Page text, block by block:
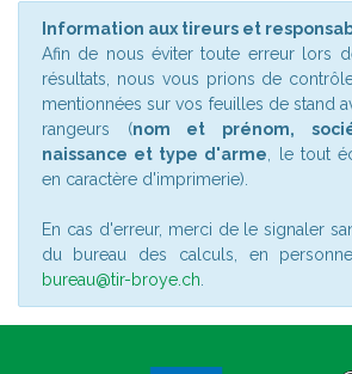
Information aux tireurs et
Afin de nous éviter toute erreur lors
résultats, nous vous prions de
mentionnées sur vos feuilles de stand
rangeurs (nom et prénom,
naissance et type d'arme , le tout
en caractère d'imprimerie).
En cas d'erreur, merci de le signaler
du bureau des calculs, en
bureau@tir-broye.ch